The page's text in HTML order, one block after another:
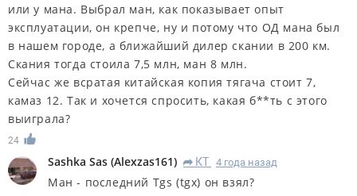
или у мана. Выбрал ман, как показывает опыт
эксплуатации, он крепче, ну и потому что ОД мана был
в нашем городе, а ближайший дилер скании в 200 км.
Скания тогда стоила 7,5 млн, ман 8 млн.
Сейчас же всратая китайская копия тягача стоит 7,
камаз 12. Так и хочется спросить, какая б**ть с этого
выиграла?
24
Sashka Sas (Alexzas161) R КT 4 года назад
Ман - последний Тgs (tgx) он взял?